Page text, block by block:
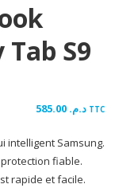
S9
د.م. TTC
intelligent Samsung.
fiable.
rapide et facile.